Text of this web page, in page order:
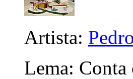
Artista:
Lema: